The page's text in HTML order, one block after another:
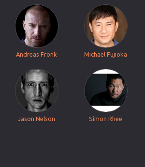
Andreas Fronk Michael Fujioka
Jason Nelson Simon Rhee